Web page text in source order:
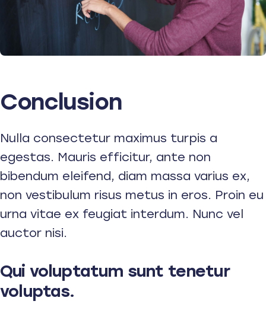
Conclusion
Nulla consectetur maximus turpis a
egestas. Mauris efficitur, ante non
bibendum eleifend, diam massa varius ex,
non vestibulum risus metus in eros. Proin eu
urna vitae ex feugiat interdum. Nunc vel
auctor nisi.
Qui voluptatum sunt tenetur
voluptas.